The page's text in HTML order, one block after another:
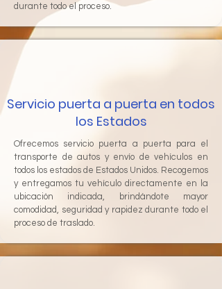
durante todo el proceso.
Servicio puerta a puerta en todos
los Estados
Ofrecemos servicio puerta a puerta para el
transporte de autos y envío de vehículos en
todos los estados de Estados Unidos. Recogemos
y entregamos tu vehículo directamente en la
ubicación indicada, brindándote mayor
comodidad, seguridad y rapidez durante todo el
proceso de traslado.